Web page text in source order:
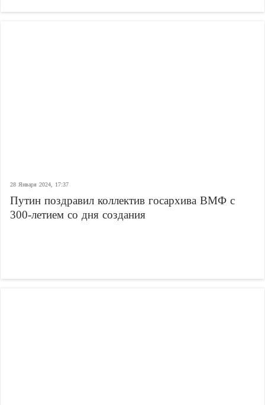
28 Января 2024, 17:37
Путин поздравил коллектив госархива ВМФ с
300-летием со дня создания